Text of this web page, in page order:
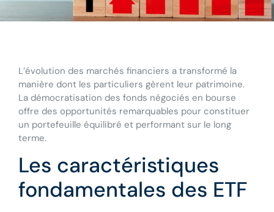
L’évolution des marchés financiers a transformé la
manière dont les particuliers gèrent leur patrimoine.
La démocratisation des fonds négociés en bourse
offre des opportunités remarquables pour constituer
un portefeuille équilibré et performant sur le long
terme.
Les caractéristiques
fondamentales des ETF